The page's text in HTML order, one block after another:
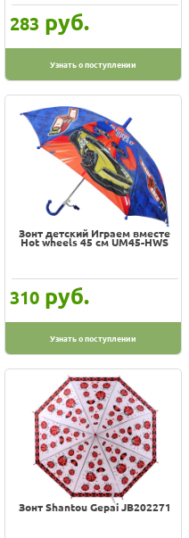
283 руб.
Узнать о поступлении
Зонт детский Играем вместе
Hot wheels 45 см UM45-HWS
310 руб.
Узнать о поступлении
Зонт Shantou Gepai JB202271